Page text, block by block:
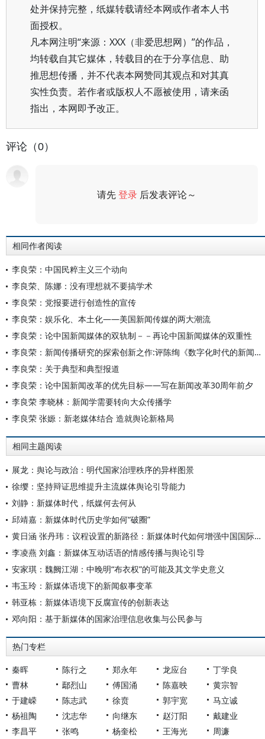
处并保持完整，纸媒转载请经本网或作者本人书
面授权。
凡本网注明“来源：XXX（非爱思想网）”的作品，
均转载自其它媒体，转载目的在于分享信息、助
推思想传播，并不代表本网赞同其观点和对其真
实性负责。若作者或版权人不愿被使用，请来函
指出，本网即予改正。
评论（0）
请先登录 后发表评论～
相同作者阅读
李良荣：中国民粹主义三个动向
李良荣、陈娜：没有理想就不要搞学术
李良荣：党报要进行创造性的宣传
李良荣：娱乐化、本土化——美国新闻传媒的两大潮流
李良荣：论中国新闻媒体的双轨制－－再论中国新闻媒体的双重性
李良荣：新闻传播研究的探索创新之作:评陈绚《数字化时代的新闻理论与实践》 论文
李良荣：关于典型和典型报道
李良荣：论中国新闻改革的优先目标——写在新闻改革30周年前夕
李良荣 李晓林：新闻学需要转向大众传播学
李良荣 张嫄：新老媒体结合 造就舆论新格局
相同主题阅读
展龙：舆论与政治：明代国家治理秩序的异样图景
徐缨：坚持辩证思维提升主流媒体舆论引导能力
刘静：新媒体时代，纸媒何去何从
邱靖嘉：新媒体时代历史学如何“破圈”
黄日涵 张丹玮：议程设置的新路径：新媒体时代如何增强中国国际话语权
李凌燕 刘鑫：新媒体互动话语的情感传播与舆论引导
安家琪：魏阙江湖：中晚明“布衣权”的可能及其文学史意义
韦玉玲：新媒体语境下的新闻叙事变革
韩亚栋：新媒体语境下反腐宣传的创新表达
邓向阳：基于新媒体的国家治理信息收集与公民参与
热门专栏
秦晖 陈行之 郑永年 龙应台
丁学良
曹林
鄢烈山 傅国涌 陈嘉映
黄宗智
于建嵘
陈志武 徐贲 郭宇宽
马立诚
杨祖陶
沈志华 向继东 赵汀阳
戴建业
李昌平
张鸣 杨奎松 王海光 周濂